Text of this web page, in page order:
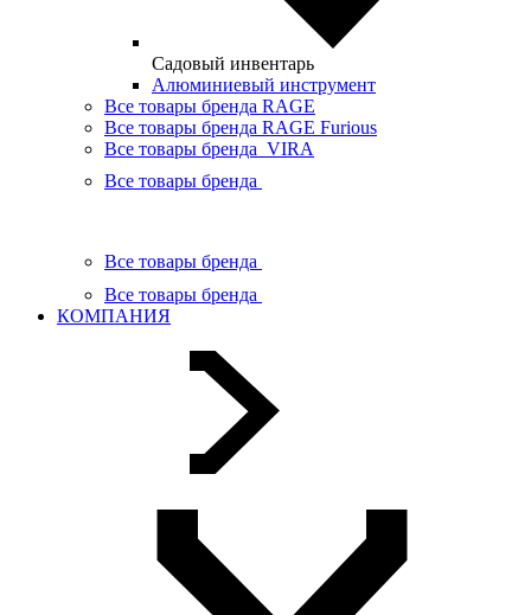
Садовый инвентарь
Алюминиевый инструмент
Все товары бренда RAGE
Все товары бренда RAGE Furious
Все товары бренда VIRA
Все товары бренда
Все товары бренда
Все товары бренда
КОМПАНИЯ